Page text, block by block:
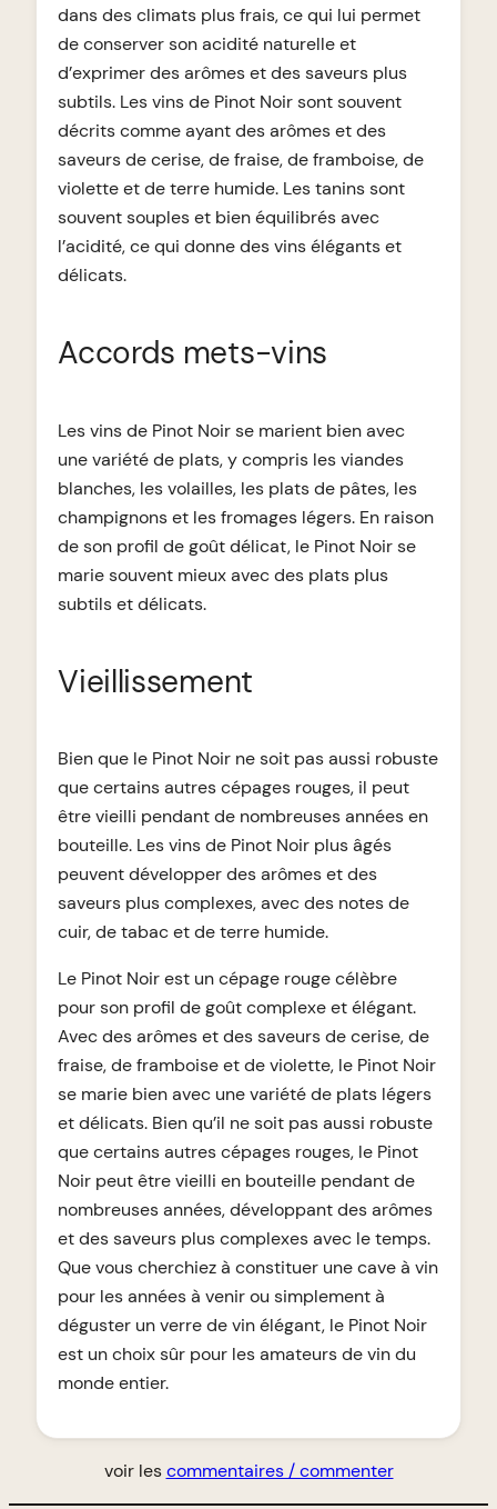
dans des climats plus frais, ce qui lui permet
de conserver son acidité naturelle et
d’exprimer des arômes et des saveurs plus
subtils. Les vins de Pinot Noir sont souvent
décrits comme ayant des arômes et des
saveurs de cerise, de fraise, de framboise, de
violette et de terre humide. Les tanins sont
souvent souples et bien équilibrés avec
l’acidité, ce qui donne des vins élégants et
délicats.
Accords mets-vins
Les vins de Pinot Noir se marient bien avec
une variété de plats, y compris les viandes
blanches, les volailles, les plats de pâtes, les
champignons et les fromages légers. En raison
de son profil de goût délicat, le Pinot Noir se
marie souvent mieux avec des plats plus
subtils et délicats.
Vieillissement
Bien que le Pinot Noir ne soit pas aussi robuste
que certains autres cépages rouges, il peut
être vieilli pendant de nombreuses années en
bouteille. Les vins de Pinot Noir plus âgés
peuvent développer des arômes et des
saveurs plus complexes, avec des notes de
cuir, de tabac et de terre humide.
Le Pinot Noir est un cépage rouge célèbre
pour son profil de goût complexe et élégant.
Avec des arômes et des saveurs de cerise, de
fraise, de framboise et de violette, le Pinot Noir
se marie bien avec une variété de plats légers
et délicats. Bien qu’il ne soit pas aussi robuste
que certains autres cépages rouges, le Pinot
Noir peut être vieilli en bouteille pendant de
nombreuses années, développant des arômes
et des saveurs plus complexes avec le temps.
Que vous cherchiez à constituer une cave à vin
pour les années à venir ou simplement à
déguster un verre de vin élégant, le Pinot Noir
est un choix sûr pour les amateurs de vin du
monde entier.
voir lescommentaires / commenter